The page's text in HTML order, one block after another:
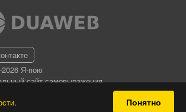
. Понятно
Я-пою
сайт самовыражения